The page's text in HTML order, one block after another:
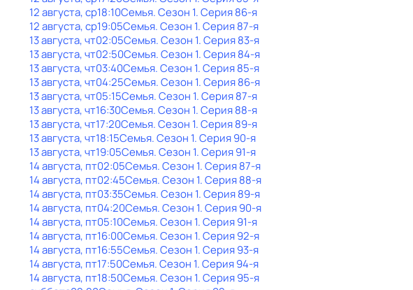
12 августа, ср18:10Семья. Сезон 1. Серия 86-я
12 августа, ср19:05Семья. Сезон 1. Серия 87-я
13 августа, чт02:05Семья. Сезон 1. Серия 83-я
13 августа, чт02:50Семья. Сезон 1. Серия 84-я
13 августа, чт03:40Семья. Сезон 1. Серия 85-я
13 августа, чт04:25Семья. Сезон 1. Серия 86-я
13 августа, чт05:15Семья. Сезон 1. Серия 87-я
13 августа, чт16:30Семья. Сезон 1. Серия 88-я
13 августа, чт17:20Семья. Сезон 1. Серия 89-я
13 августа, чт18:15Семья. Сезон 1. Серия 90-я
13 августа, чт19:05Семья. Сезон 1. Серия 91-я
14 августа, пт02:05Семья. Сезон 1. Серия 87-я
14 августа, пт02:45Семья. Сезон 1. Серия 88-я
14 августа, пт03:35Семья. Сезон 1. Серия 89-я
14 августа, пт04:20Семья. Сезон 1. Серия 90-я
14 августа, пт05:10Семья. Сезон 1. Серия 91-я
14 августа, пт16:00Семья. Сезон 1. Серия 92-я
14 августа, пт16:55Семья. Сезон 1. Серия 93-я
14 августа, пт17:50Семья. Сезон 1. Серия 94-я
14 августа, пт18:50Семья. Сезон 1. Серия 95-я